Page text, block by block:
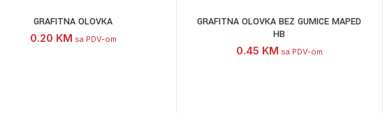
GRAFITNA OLOVKA
0.20 KM sa PDV-om
GRAFITNA OLOVKA BEZ GUMICE MAPED
HB
0.45 KM sa PDV-om